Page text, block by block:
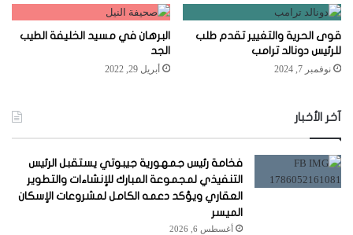
قوى الحرية والتغيير تقدم طلب
للرئيس دونالد ترامب
نوفمبر 7, 2024
البرهان في مسيد الخليفة الطيب
الجد
أبريل 29, 2022
آخر الأخبار
فخامة رئيس جمهورية جيبوتي يستقبل الرئيس
التنفيذي لمجموعة المبارك للإنشاءات والتطوير
العقاري ويؤكد دعمه الكامل لمشروعات الإسكان
الميسر
أغسطس 6, 2026